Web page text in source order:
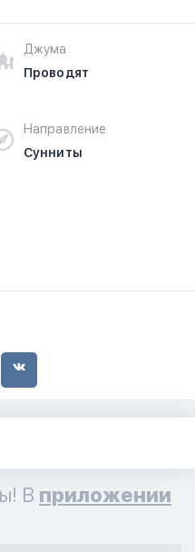
Джума
Проводят
Направление
Сунниты
В приложении